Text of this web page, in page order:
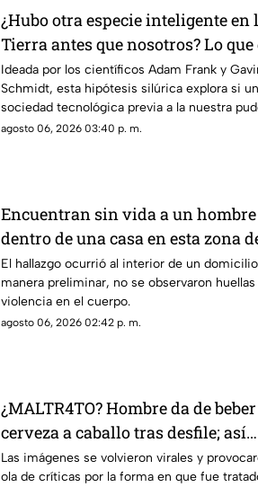
¿Hubo otra especie inteligente en
Tierra antes que nosotros? Lo que
la ciencia sobre la hipótesis
Ideada por los científicos Adam Frank y
Schmidt, esta hipótesis silúrica explora si
sociedad tecnológica previa a la nuestra
habitado la Tierra
agosto 06, 2026 03:40 p. m.
Encuentran sin vida a un hombre
dentro de una casa en esta zona
Querétaro
El hallazgo ocurrió al interior de un
manera preliminar, no se observaron
violencia en el cuerpo.
agosto 06, 2026 02:42 p. m.
¿MALTR4TO? Hombre da de beber
cerveza a caballo tras desfile; así
reaccionó el animal
Las imágenes se volvieron virales y
ola de críticas por la forma en que fue